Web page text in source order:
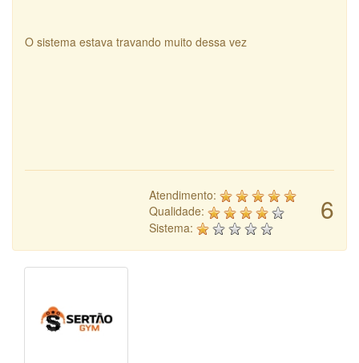
O sistema estava travando muito dessa vez
6
Atendimento:
Qualidade:
Sistema: